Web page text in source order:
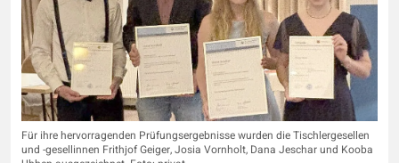
Für ihre hervorragenden Prüfungsergebnisse wurden die Tischlergesellen
und -gesellinnen Frithjof Geiger, Josia Vornholt, Dana Jeschar und Kooba